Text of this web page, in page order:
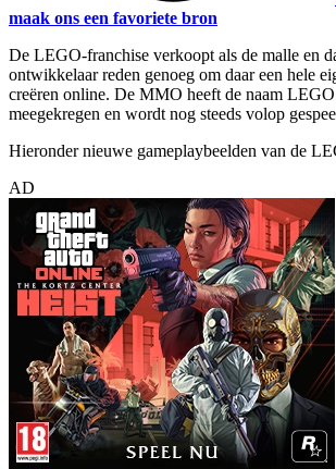
maak ons een favoriete bron
De LEGO-franchise verkoopt als de malle en
ontwikkelaar reden genoeg om daar een hele
creëren online. De MMO heeft de naam
meegekregen en wordt nog steeds volop
Hieronder nieuwe gameplaybeelden van de
AD